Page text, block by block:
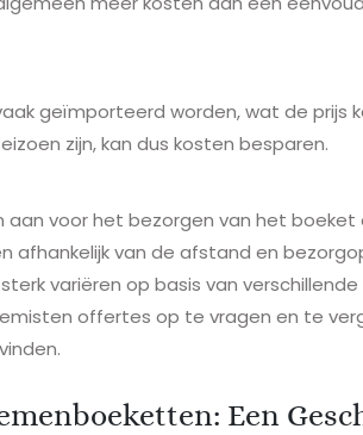
geïmporteerd worden, wat de prijs
zijn, kan dus kosten besparen.
voor het bezorgen van het boeket
afhankelijk van de afstand en
variëren op basis van
offertes op te vragen en te
Een